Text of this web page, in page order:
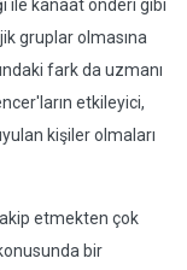
ile kanaat önderi gibi
gruplar olmasına
fark da uzmanı
etkileyici,
kişiler olmaları
etmekten çok
bir